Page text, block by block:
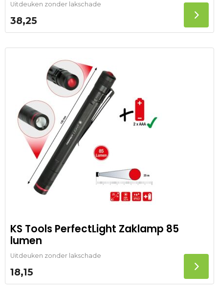
Uitdeuken zonder lakschade
38,25
KS Tools PerfectLight Zaklamp 85
lumen
Uitdeuken zonder lakschade
18,15